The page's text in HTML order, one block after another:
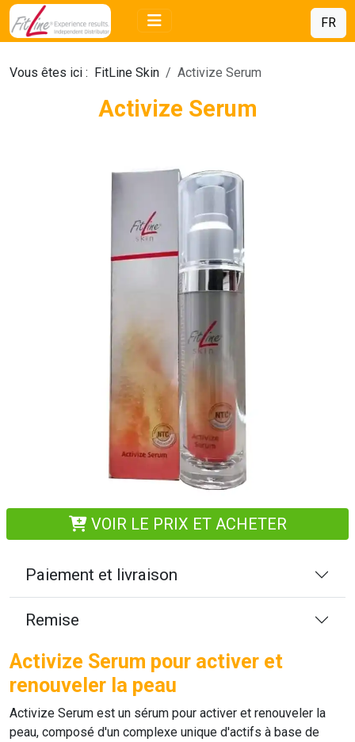
FR
Vous êtes ici : FitLine Skin Activize Serum
Activize Serum
VOIR LE PRIX ET ACHETER
Paiement et livraison
Remise
Activize Serum pour activer et
renouveler la peau
Activize Serum est un sérum pour activer et renouveler la
peau, composé d'un complexe unique d'actifs à base de